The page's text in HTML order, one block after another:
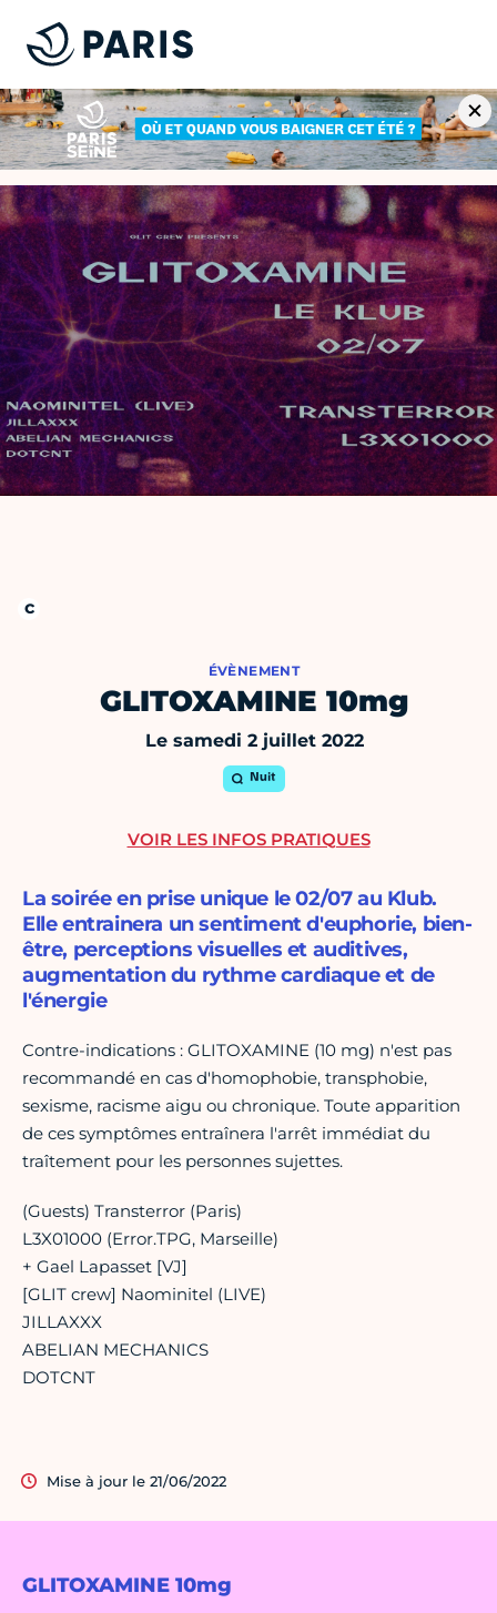
ÉVÈNEMENT
GLITOXAMINE 10mg
Le samedi 2 juillet 2022
Nuit
GLITOXAMINE 10mg
La soirée en prise unique le 02/07 au Klub.
Elle entrainera un sentiment d'euphorie, bien-
être, perceptions visuelles et auditives,
augmentation du rythme cardiaque et de
l'énergie
Contre-indications : GLITOXAMINE (10 mg) n'est pas
recommandé en cas d'homophobie, transphobie,
sexisme, racisme aigu ou chronique. Toute apparition
de ces symptômes entraînera l'arrêt immédiat du
traîtement pour les personnes sujettes.
(Guests) Transterror (Paris)
L3X01000 (Error.TPG, Marseille)
+ Gael Lapasset [VJ]
[GLIT crew] Naominitel (LIVE)
JILLAXXX
ABELIAN MECHANICS
DOTCNT
Mise à jour le 21/06/2022
VOIR LES INFOS PRATIQUES